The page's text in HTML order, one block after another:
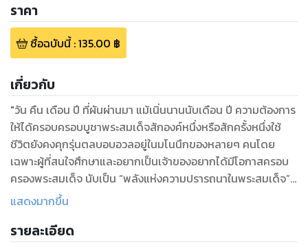
ราคา
ซื้อฉบับนี้:135.00 ฿
เกี่ยวกับ
"วัน คืน เดือน ปี ที่ผันผ่านมา แม้เนิ่นนานนับเดือน ปี ความต้องการ
ให้ได้ครอบครอบบูชาพระสมเด็จสักองค์หนึ่งหรือสักครั้งหนึ่งใช้
ชีวิตยังคงคุกรุ่นตลบอบอวลอยู่ในมโนนึกของหลายๆ คนโดย
เฉพาะผู้ที่สนใจศึกษาและอยากเป็นเจ้าของอยากได้มีโอกาสครอบ
ครองพระสมเด็จ นับเป็น “พลังแห่งความปรารถนาในพระสมเด็จ”
ที่น่าอัศจรรย์อย่างแท้จริง
แสดงมากขึ้น
รายละเอียด